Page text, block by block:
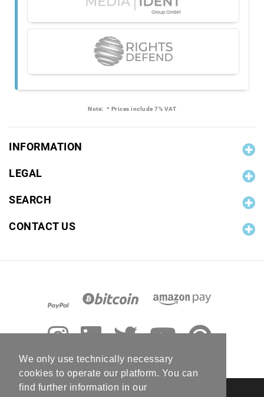
We only use technically necessary
cookies to operate our platform. You can
find further information in our
Note: * Prices include 7% VAT
INFORMATION
LEGAL
SEARCH
CONTACT US